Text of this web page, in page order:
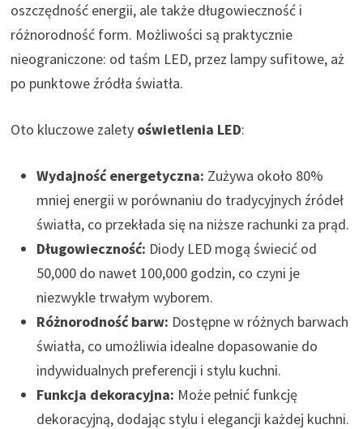
oszczędność energii, ale także długowieczność i
różnorodność form. Możliwości są praktycznie
nieograniczone: od taśm LED, przez lampy sufitowe, aż
po punktowe źródła światła.
Oto kluczowe zalety oświetlenia LED:
Wydajność energetyczna: Zużywa około 80%
mniej energii w porównaniu do tradycyjnych źródeł
światła, co przekłada się na niższe rachunki za prąd.
Długowieczność: Diody LED mogą świecić od
50,000 do nawet 100,000 godzin, co czyni je
niezwykle trwałym wyborem.
Różnorodność barw: Dostępne w różnych barwach
światła, co umożliwia idealne dopasowanie do
indywidualnych preferencji i stylu kuchni.
Funkcja dekoracyjna: Może pełnić funkcję
dekoracyjną, dodając stylu i elegancji każdej kuchni.